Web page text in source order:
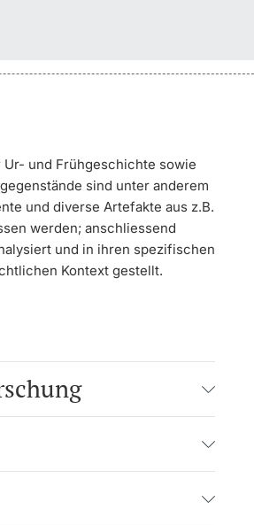
und Frühgeschichte sowie
sind unter anderem
und diverse Artefakte aus z.B.
werden; anschliessend
und in ihren spezifischen
Kontext gestellt.